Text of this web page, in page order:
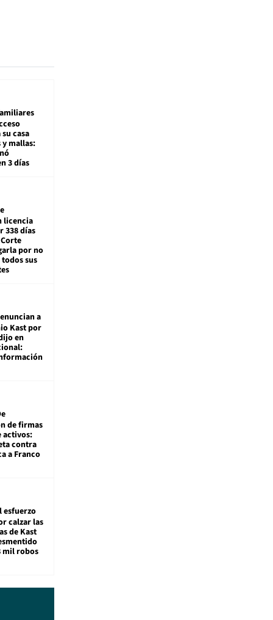
casa
mallas:
3 días
licencia
338 días
por no
sus
a
Kast por
en
de firmas
activos:
contra
a Franco
esfuerzo
calzar las
de Kast
mil robos